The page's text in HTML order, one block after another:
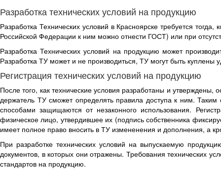
Разработка технических условий на продукцию
Разработка Технических условий в Красноярске требуется
Российской Федерации к ним можно отнести ГОСТ) или при
Разработка Технических условий на продукцию может
Разработка ТУ может и не производиться, ТУ могут быть куплены
Регистрация технических условий на продукцию
После того, как технические условия разработаны и утверждены,
держатель ТУ сможет определять правила доступа к ним. Таким
способами защищаются от незаконного использования.
физическое лицо, утвердившее их (подпись собственника
имеет полное право вносить в ТУ измененения и дополнения, а
При разработке технических условий на выпускаемую
документов, в которых они отражены. Требования технических
стандартов на продукцию.